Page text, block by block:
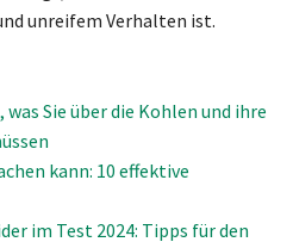
unreifem Verhalten ist.
Sie über die Kohlen und ihre
kann: 10 effektive
im Test 2024: Tipps für den